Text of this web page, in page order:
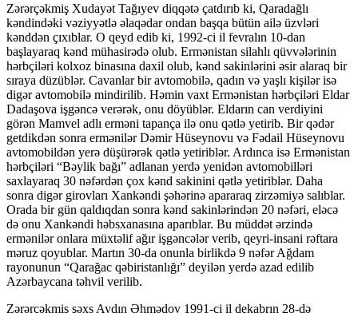
Zərərçəkmiş Xudayət Tağıyev diqqətə çatdırıb ki, Qaradağlı
kəndindəki vəziyyətlə əlaqədar ondan başqa bütün ailə üzvləri
kənddən çıxıblar. O qeyd edib ki, 1992-ci il fevralın 10-dan
başlayaraq kənd mühasirədə olub. Ermənistan silahlı qüvvələrinin
hərbçiləri kolxoz binasına daxil olub, kənd sakinlərini əsir alaraq bir
sıraya düzüblər. Cavanlar bir avtomobilə, qadın və yaşlı kişilər isə
digər avtomobilə mindirilib. Həmin vaxt Ermənistan hərbçiləri Eldar
Dadaşova işgəncə verərək, onu döyüblər. Eldarın can verdiyini
görən Mamvel adlı erməni tapança ilə onu qətlə yetirib. Bir qədər
getdikdən sonra ermənilər Dəmir Hüseynovu və Fədail Hüseynovu
avtomobildən yerə düşürərək qətlə yetiriblər. Ardınca isə Ermənistan
hərbçiləri “Bəylik bağı” adlanan yerdə yenidən avtomobilləri
saxlayaraq 30 nəfərdən çox kənd sakinini qətlə yetiriblər. Daha
sonra digər girovları Xankəndi şəhərinə apararaq zirzəmiyə salıblar.
Orada bir gün qaldıqdan sonra kənd sakinlərindən 20 nəfəri, eləcə
də onu Xankəndi həbsxanasına aparıblar. Bu müddət ərzində
ermənilər onlara müxtəlif ağır işgəncələr verib, qeyri-insani rəftara
məruz qoyublar. Martın 30-da onunla birlikdə 9 nəfər Ağdam
rayonunun “Qarağac qəbiristanlığı” deyilən yerdə azad edilib
Azərbaycana təhvil verilib.
Zərərçəkmiş şəxs Aydın Əhmədov 1991-ci il dekabrın 28-də